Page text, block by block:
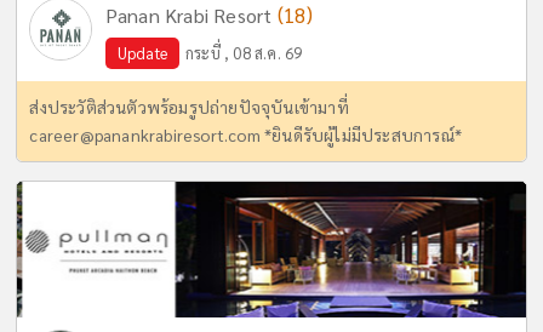
Panan Krabi Resort (18)
Update กระบี่ , 08 ส.ค. 69
ส่งประวัติส่วนตัวพร้อมรูปถ่ายปัจจุบันเข้ามาที่
career@panankrabiresort.com *ยินดีรับผู้ไม่มีประสบการณ์*